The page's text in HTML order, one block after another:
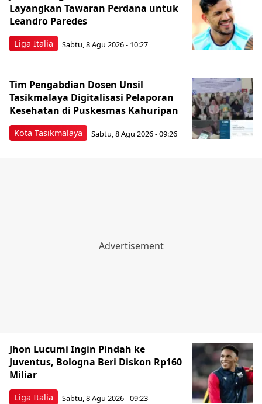
Liga Italia
Layangkan Tawaran Perdana untuk
Leandro Paredes
Sabtu, 8 Agu 2026 - 10:27
Kota Tasikmalaya
Tim Pengabdian Dosen Unsil
Tasikmalaya Digitalisasi Pelaporan
Kesehatan di Puskesmas Kahuripan
Sabtu, 8 Agu 2026 - 09:26
Liga Italia
Jhon Lucumi Ingin Pindah ke
Juventus, Bologna Beri Diskon Rp160
Miliar
Sabtu, 8 Agu 2026 - 09:23